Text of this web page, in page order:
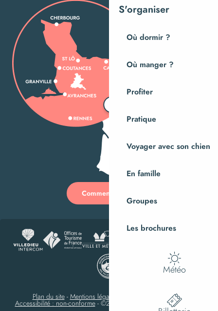
S'organiser
Où dormir ?
Où manger ?
Profiter
Pratique
Voyager avec son chien
En famille
Groupes
Les brochures
Météo
Comment venir ?
Plan du site- Mentions légales Gestion des cookies-
Accessibilité : non-conforme- ©2024 Villedieu-les-Poêles Intercom